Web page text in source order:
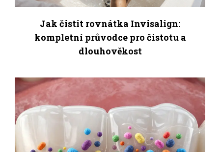
Jak čistit rovnátka Invisalign:
kompletní průvodce pro čistotu a
dlouhověkost